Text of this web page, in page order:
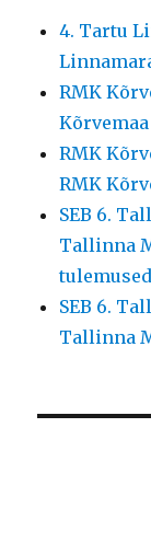
4. Tartu
RMK
RMK
RMK
SEB 6.
Tallinna
SEB 6.
Tallinna